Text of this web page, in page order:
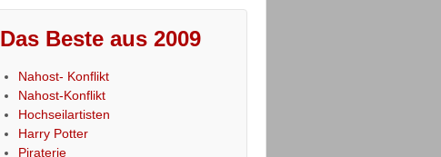
Das Beste aus 2009
Nahost- Konflikt
Nahost-Konflikt
Hochseilartisten
Harry Potter
Piraterie